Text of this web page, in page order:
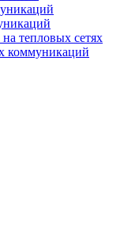
тепловых сетях
коммуникаций